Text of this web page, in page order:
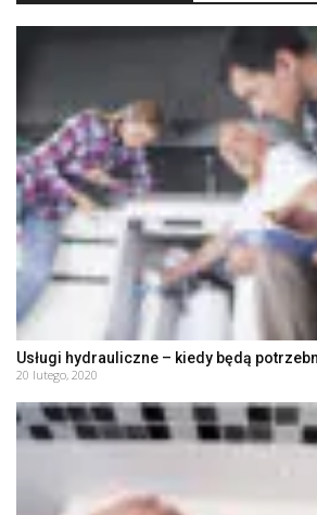
Usługi hydrauliczne – kiedy będą
20 lutego, 2020